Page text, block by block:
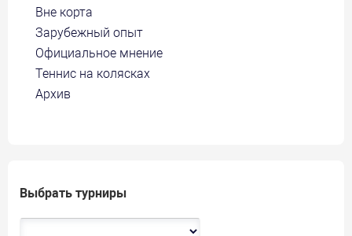
Вне корта
Зарубежный опыт
Официальное мнение
Теннис на колясках
Архив
Выбрать турниры